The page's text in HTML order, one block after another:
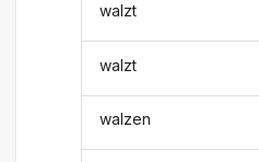
walzt
walzt
walzen